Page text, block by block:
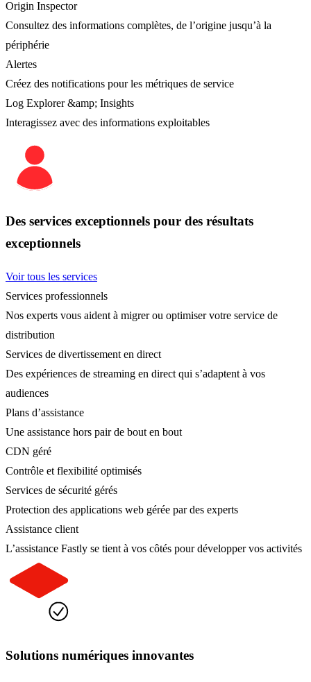
Origin Inspector
Consultez des informations complètes, de l’origine jusqu’à la
périphérie
Alertes
Créez des notifications pour les métriques de service
Log Explorer &amp; Insights
Interagissez avec des informations exploitables
Des services exceptionnels pour des résultats
exceptionnels
Voir tous les services
Services professionnels
Nos experts vous aident à migrer ou optimiser votre service de
distribution
Services de divertissement en direct
Des expériences de streaming en direct qui s’adaptent à vos
audiences
Plans d’assistance
Une assistance hors pair de bout en bout
CDN géré
Contrôle et flexibilité optimisés
Services de sécurité gérés
Protection des applications web gérée par des experts
Assistance client
L’assistance Fastly se tient à vos côtés pour développer vos activités
Solutions numériques innovantes